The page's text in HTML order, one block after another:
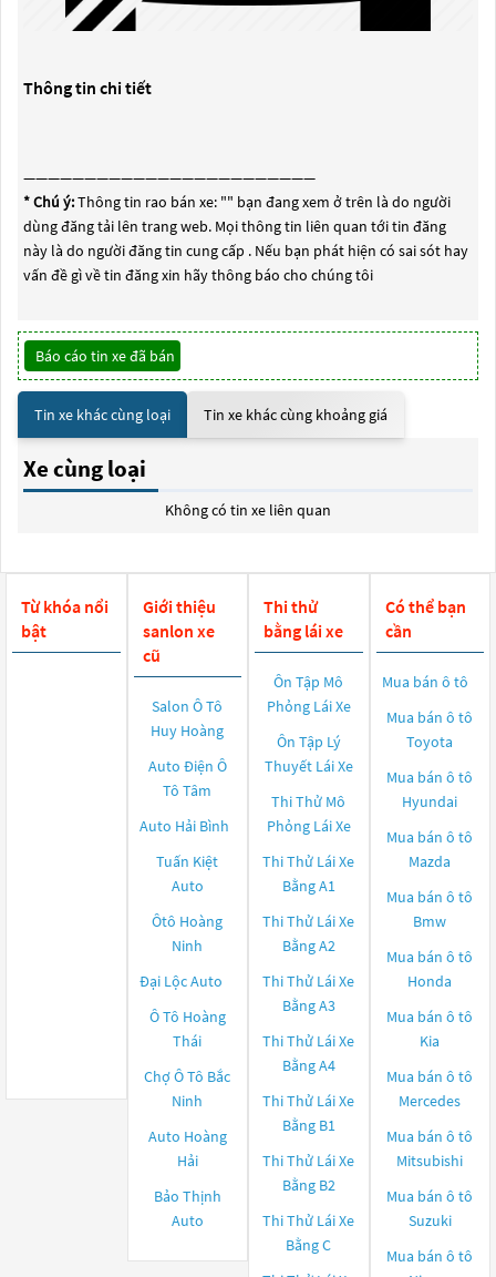
Thông tin chi tiết
————————————————————————
* Chú ý:Thông tin rao bán xe: "" bạn đang xem ở trên là do người
dùng đăng tải lên trang web. Mọi thông tin liên quan tới tin đăng
này là do người đăng tin cung cấp . Nếu bạn phát hiện có sai sót hay
vấn đề gì về tin đăng xin hãy thông báo cho chúng tôi
Báo cáo tin xe đã bán
Tin xe khác cùng loại Tin xe khác cùng khoảng giá
Xe cùng loại
Không có tin xe liên quan
Từ khóa nổi
bật
Giới thiệu
sanlon xe
cũ
Salon Ô Tô
Huy Hoàng
Auto Điện Ô
Tô Tâm
Auto Hải Bình
Tuấn Kiệt
Auto
Ôtô Hoàng
Ninh
Đại Lộc Auto
Ô Tô Hoàng
Thái
Chợ Ô Tô Bắc
Ninh
Auto Hoàng
Hải
Bảo Thịnh
Auto
Thi thử
bằng lái xe
Ôn Tập Mô
Phỏng Lái Xe
Ôn Tập Lý
Thuyết Lái Xe
Thi Thử Mô
Phỏng Lái Xe
Thi Thử Lái Xe
Bằng A1
Thi Thử Lái Xe
Bằng A2
Thi Thử Lái Xe
Bằng A3
Thi Thử Lái Xe
Bằng A4
Thi Thử Lái Xe
Bằng B1
Thi Thử Lái Xe
Bằng B2
Thi Thử Lái Xe
Bằng C
Có thể bạn
cần
Mua bán ô tô
Mua bán ô tô
Toyota
Mua bán ô tô
Hyundai
Mua bán ô tô
Mazda
Mua bán ô tô
Bmw
Mua bán ô tô
Honda
Mua bán ô tô
Kia
Mua bán ô tô
Mercedes
Mua bán ô tô
Mitsubishi
Mua bán ô tô
Suzuki
Mua bán ô tô